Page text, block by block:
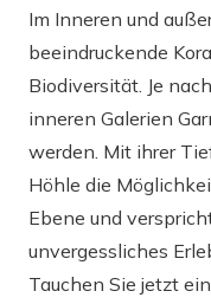
Im Inneren und
beeindruckende
Biodiversität. Je
inneren Galerien
werden. Mit ihrer
Höhle die
Ebene und
unvergessliches
Tauchen Sie jetzt